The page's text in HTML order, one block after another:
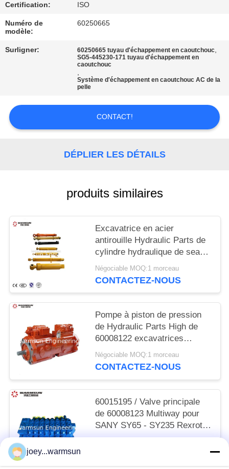
SITE
PRIVACY
Certification: ISO
Numéro de
modèle:
60250665
Surligner: 60250665 tuyau d'échappement en caoutchouc,
SG5-445230-171 tuyau d'échappement en
caoutchouc
,
Système d'échappement en caoutchouc AC de la
pelle
CONTACT!
DÉPLIER LES DÉTAILS
produits similaires
Excavatrice en acier
antirouille Hydraulic Parts de
cylindre hydraulique de seau
d'OIN
Négociable MOQ:1 morceau
CONTACTEZ-NOUS
Pompe à piston de pression
de Hydraulic Parts High de
60008122 excavatrices
K3V112DT
Négociable MOQ:1 morceau
CONTACTEZ-NOUS
60015195 / Valve principale
de 60008123 Multiway pour
SANY SY65 - SY235 Rexroth
HUSCO
joey...warmsun